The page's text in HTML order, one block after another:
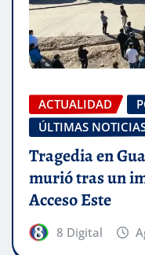
ACTUALIDAD
ÚLTIMAS
Tragedia en
murió tras un
Acceso Este
8 Digital